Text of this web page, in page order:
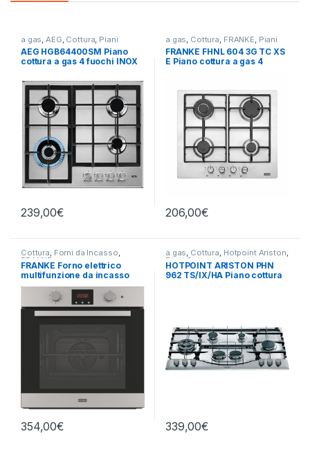
a gas AEG Cottura Piani
Cottura
AEG HGB64400SM Piano
cottura a gas 4 fuochi INOX
239,00€
a gas Cottura FRANKE Piani
Cottura
FRANKE FHNL 604 3G TC XS
E Piano cottura a gas 4
206,00€
Cottura, Forni da Incasso,
FRANKE
FRANKE Forno elettrico
multifunzione da incasso
FSL 86 H XS
354,00€
a gas, Cottura, Hotpoint Ariston,
Piani Cottura
HOTPOINT ARISTON PHN
962 TS/IX/HA Piano cottura
339,00€